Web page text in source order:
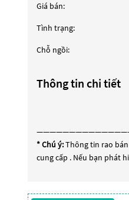
Giá bán:
Tình trạng:
Chỗ ngồi:
Thông tin chi tiết
* Chú ý:Thông tin rao bán
cung cấp . Nếu bạn phát